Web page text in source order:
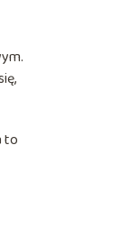
to